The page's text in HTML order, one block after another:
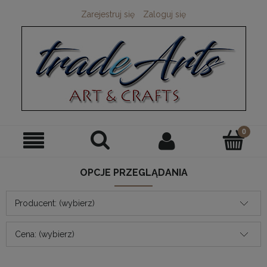
Zarejestruj się Zaloguj się
OPCJE PRZEGLĄDANIA
Producent: (wybierz)
Cena: (wybierz)